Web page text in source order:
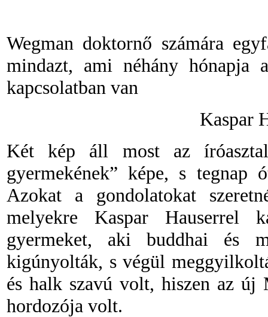
Wegman doktornő számára
mindazt, ami néhány hónapja
kapcsolatban van
Kaspar
Két kép áll most az
gyermekének” képe, s
Azokat a gondolatokat
melyekre Kaspar Hauserrel
gyermeket, aki buddhai és
kigúnyolták, s végül
és halk szavú volt, hiszen az új
hordozója volt.